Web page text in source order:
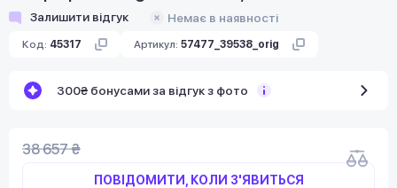
Залишити відгук Немає в наявності
Код: 45317 Артикул: 57477_39538_orig
300₴ бонусами за відгук з фото
38 657 ₴
ПОВІДОМИТИ, КОЛИ З'ЯВИТЬСЯ